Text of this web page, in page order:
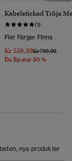
Kabelstickad Tröja
(1)
Fler Färger Finns
Kr 559,30Pris Reducerat
Kr 799,00Till
Du Sparar 30 %
nya produkter